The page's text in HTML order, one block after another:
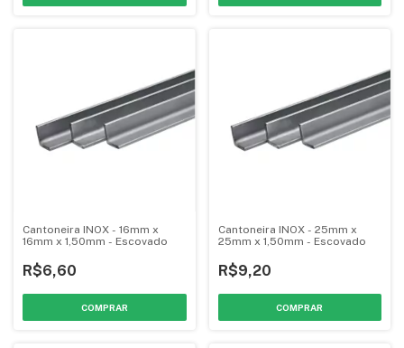
Cantoneira INOX - 16mm x
16mm x 1,50mm - Escovado
R$6,60
COMPRAR
Cantoneira INOX - 25mm x
25mm x 1,50mm - Escovado
R$9,20
COMPRAR